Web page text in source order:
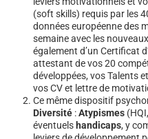
(soft skills) requis par les
données européenne des
semaine avec les
également d’un Certificat
attestant de vos 20
développées, vos Talents
vos CV et lettre de
Ce même dispositif
Diversité :Atypismes
éventuels handicaps, y